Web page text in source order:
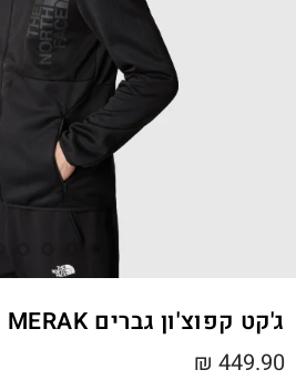
ג'קט קפוצ'ון גברים MERAK
₪ 449.90